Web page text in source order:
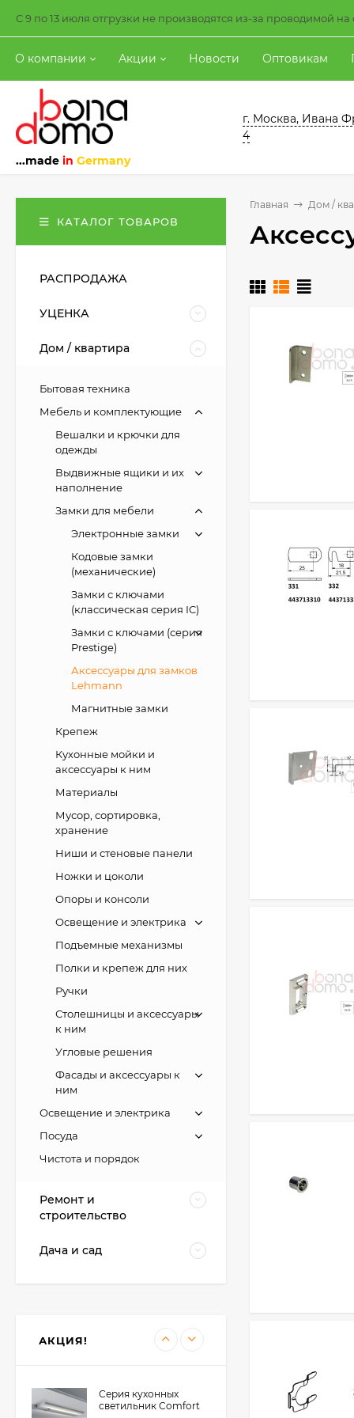
С 9 по 13 июля отгрузки не производятся из-за проводимой
О компании Акции Новости Оптовикам
...made in Germany
г. Москва, Ивана
4
Главная Дом /
КАТАЛОГ ТОВАРОВ
РАСПРОДАЖА
УЦЕНКА
Дом / квартира
Бытовая техника
Мебель и комплектующие
Вешалки и крючки для
одежды
Выдвижные ящики и их
наполнение
Замки для мебели
Электронные замки
Кодовые замки
(механические)
Замки с ключами
(классическая серия IC)
Замки с ключами (серия
Prestige)
Аксессуары для замков
Lehmann
Магнитные замки
Крепеж
Кухонные мойки и
аксессуары к ним
Материалы
Мусор, сортировка,
хранение
Ниши и стеновые панели
Ножки и цоколи
Опоры и консоли
Освещение и электрика
Подъемные механизмы
Полки и крепеж для них
Ручки
Столешницы и аксессуары
к ним
Угловые решения
Фасады и аксессуары к
ним
Освещение и электрика
Посуда
Чистота и порядок
Ремонт и
строительство
Дача и сад
АКЦИЯ!
Agoform Separado -
универсальный
лоток для столовых
1 149₽
выдвижных ящиков,
Германия
142₽
Серия кухонных
светильник Comfort